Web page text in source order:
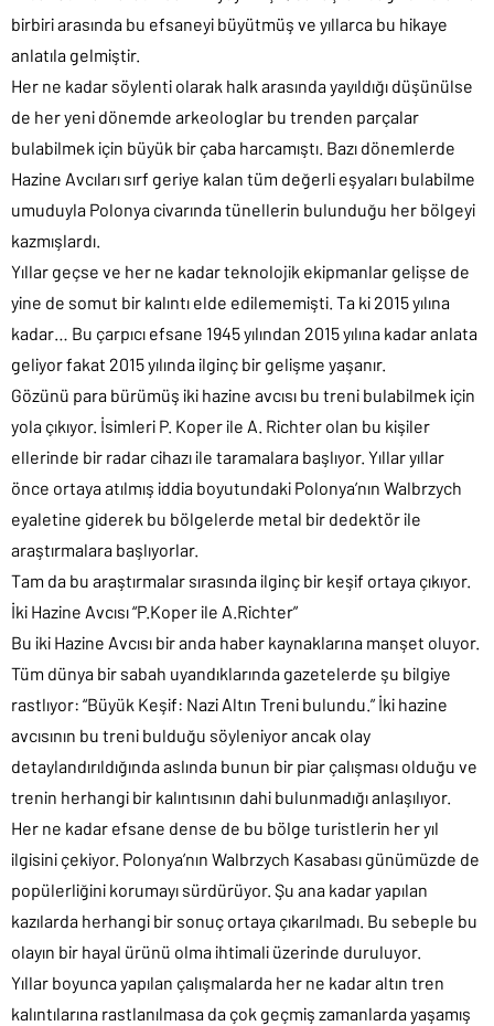
birbiri arasında bu efsaneyi büyütmüş ve yıllarca bu hikaye
anlatıla gelmiştir.
Her ne kadar söylenti olarak halk arasında yayıldığı düşünülse
de her yeni dönemde arkeologlar bu trenden parçalar
bulabilmek için büyük bir çaba harcamıştı. Bazı dönemlerde
Hazine Avcıları sırf geriye kalan tüm değerli eşyaları bulabilme
umuduyla Polonya civarında tünellerin bulunduğu her bölgeyi
kazmışlardı.
Yıllar geçse ve her ne kadar teknolojik ekipmanlar gelişse de
yine de somut bir kalıntı elde edilememişti. Ta ki 2015 yılına
kadar… Bu çarpıcı efsane 1945 yılından 2015 yılına kadar anlata
geliyor fakat 2015 yılında ilginç bir gelişme yaşanır.
Gözünü para bürümüş iki hazine avcısı bu treni bulabilmek için
yola çıkıyor. İsimleri P. Koper ile A. Richter olan bu kişiler
ellerinde bir radar cihazı ile taramalara başlıyor. Yıllar yıllar
önce ortaya atılmış iddia boyutundaki Polonya’nın Walbrzych
eyaletine giderek bu bölgelerde metal bir dedektör ile
araştırmalara başlıyorlar.
Tam da bu araştırmalar sırasında ilginç bir keşif ortaya çıkıyor.
İki Hazine Avcısı “P.Koper ile A.Richter”
Bu iki Hazine Avcısı bir anda haber kaynaklarına manşet oluyor.
Tüm dünya bir sabah uyandıklarında gazetelerde şu bilgiye
rastlıyor: “Büyük Keşif: Nazi Altın Treni bulundu.” İki hazine
avcısının bu treni bulduğu söyleniyor ancak olay
detaylandırıldığında aslında bunun bir piar çalışması olduğu ve
trenin herhangi bir kalıntısının dahi bulunmadığı anlaşılıyor.
Her ne kadar efsane dense de bu bölge turistlerin her yıl
ilgisini çekiyor. Polonya’nın Walbrzych Kasabası günümüzde de
popülerliğini korumayı sürdürüyor. Şu ana kadar yapılan
kazılarda herhangi bir sonuç ortaya çıkarılmadı. Bu sebeple bu
olayın bir hayal ürünü olma ihtimali üzerinde duruluyor.
Yıllar boyunca yapılan çalışmalarda her ne kadar altın tren
kalıntılarına rastlanılmasa da çok geçmiş zamanlarda yaşamış